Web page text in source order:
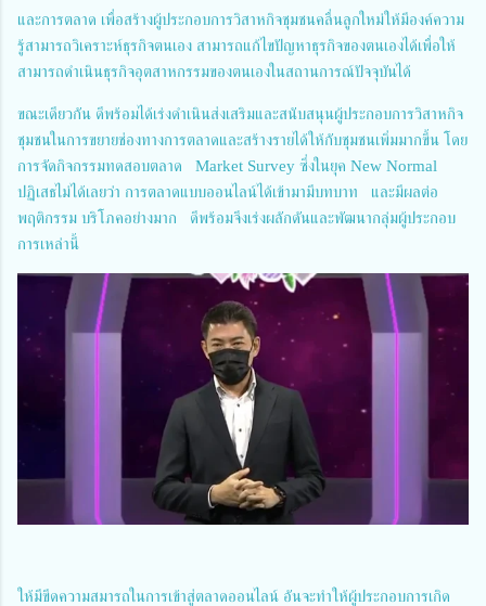
และการตลาด เพื่อสร้างผู้ประกอบการวิสาหกิจชุมชนคลื่นลูกใหม่ให้มีองค์ความ
รู้สามารถวิเคราะห์ธุรกิจตนเอง สามารถแก้ไขปัญหาธุรกิจของตนเองได้เพื่อให้
สามารถดำเนินธุรกิจอุตสาหกรรมของตนเองในสถานการณ์ปัจจุบันได้
ขณะเดียวกัน ดีพร้อมได้เร่งดำเนินส่งเสริมและสนับสนุนผู้ประกอบการวิสาหกิจ
ชุมชนในการขยายช่องทางการตลาดและสร้างรายได้ให้กับชุมชนเพิ่มมากขึ้น โดย
การจัดกิจกรรมทดสอบตลาด Market Survey ซึ่งในยุค New Normal
ปฏิเสธไม่ได้เลยว่า การตลาดแบบออนไลน์ได้เข้ามามีบทบาท และมีผลต่อ
พฤติกรรม บริโภคอย่างมาก ดีพร้อมจึงเร่งผลักดันและพัฒนากลุ่มผู้ประกอบ
การเหล่านี้
ให้มีขีดความสมารถในการเข้าสู่ตลาดออนไลน์ อันจะทำให้ผู้ประกอบการเกิด